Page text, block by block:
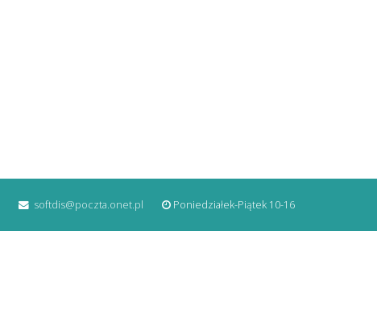
softdis@poczta.onet.pl Poniedziałek-Piątek 10-16